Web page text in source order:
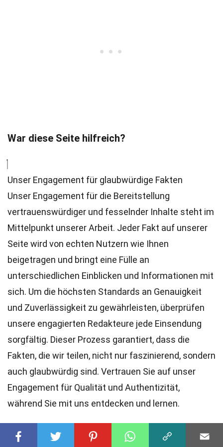
War diese Seite hilfreich?
Unser Engagement für glaubwürdige Fakten
Unser Engagement für die Bereitstellung
vertrauenswürdiger und fesselnder Inhalte steht im
Mittelpunkt unserer Arbeit. Jeder Fakt auf unserer
Seite wird von echten Nutzern wie Ihnen
beigetragen und bringt eine Fülle an
unterschiedlichen Einblicken und Informationen mit
sich. Um die höchsten Standards an Genauigkeit
und Zuverlässigkeit zu gewährleisten, überprüfen
unsere engagierten Redakteure jede Einsendung
sorgfältig. Dieser Prozess garantiert, dass die
Fakten, die wir teilen, nicht nur faszinierend, sondern
auch glaubwürdig sind. Vertrauen Sie auf unser
Engagement für Qualität und Authentizität,
während Sie mit uns entdecken und lernen.